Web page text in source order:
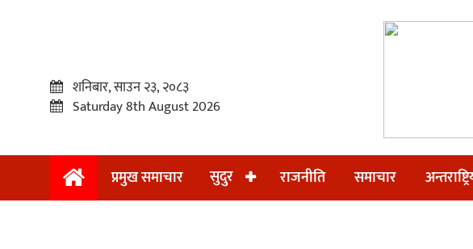
प्रमुख
शनिबार, साउन २३, २०८३
Saturday 8th August 2026
प्रमुख समाचार सुदुर राजनीति समाचार